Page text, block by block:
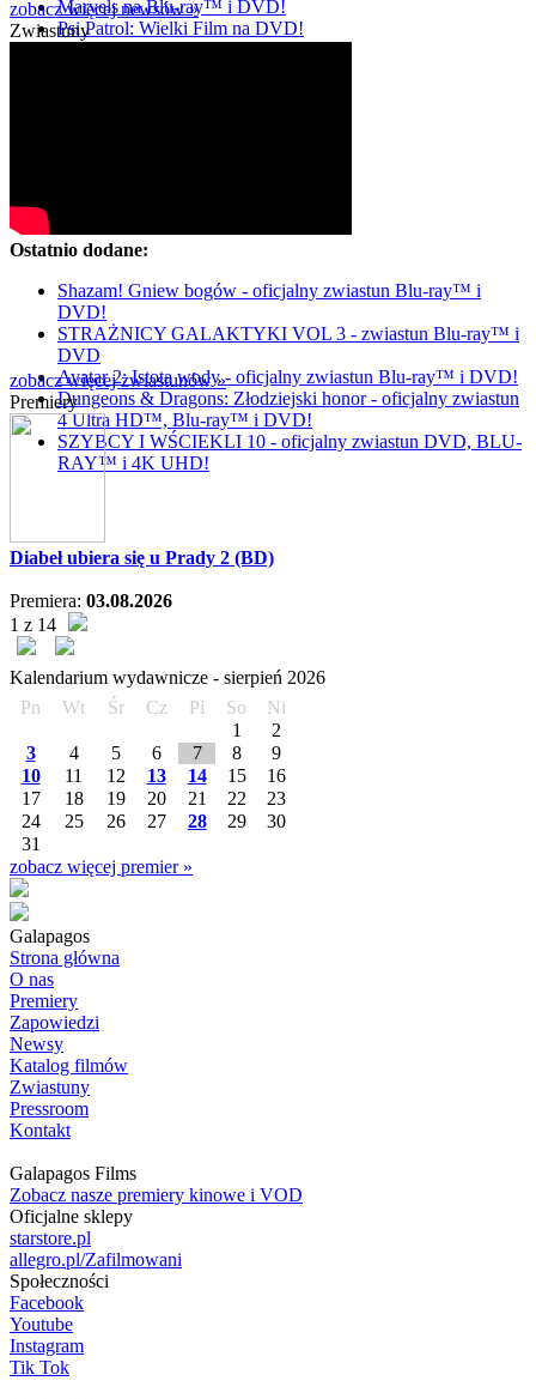
Marvels na Blu-ray™ i DVD!
Psi Patrol: Wielki Film na DVD!
zobacz więcej newsów »
Zwiastuny
Ostatnio dodane:
Shazam! Gniew bogów - oficjalny zwiastun Blu-ray™ i
DVD!
STRAŻNICY GALAKTYKI VOL 3 - zwiastun Blu-ray™ i
DVD
Avatar 2: Istota wody - oficjalny zwiastun Blu-ray™ i DVD!
Dungeons & Dragons: Złodziejski honor - oficjalny zwiastun
4 Ultra HD™, Blu-ray™ i DVD!
SZYBCY I WŚCIEKLI 10 - oficjalny zwiastun DVD, BLU-
RAY™ i 4K UHD!
zobacz więcej zwiastunów »
Premiery
Diabeł ubiera się u Prady 2 (BD)
Premiera: 03.08.2026
1 z 14
Kalendarium wydawnicze - sierpień 2026
Pn
Wt Śr Cz Pi So
Ni
1
2
3
4 5 6 7 8
9
10
11 12 13 14 15
16
17
18 19 20 21 22
23
24
25 26 27 28 29
30
31
zobacz więcej premier »
Galapagos
Strona główna
O nas
Premiery
Zapowiedzi
Newsy
Katalog filmów
Zwiastuny
Pressroom
Kontakt
Galapagos Films
Zobacz nasze premiery kinowe i VOD
Oficjalne sklepy
starstore.pl
allegro.pl/Zafilmowani
Społeczności
Facebook
Youtube
Instagram
Tik Tok